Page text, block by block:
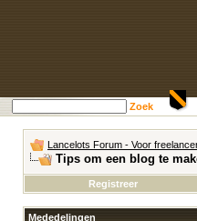
Zoek
Lancelots Forum - Voor
Tips om een blog te
Registreer
Mededelingen